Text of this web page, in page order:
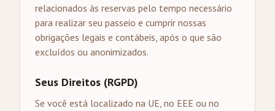
relacionados às reservas pelo tempo necessário
para realizar seu passeio e cumprir nossas
obrigações legais e contábeis, após o que são
excluídos ou anonimizados.
Seus Direitos (RGPD)
Se você está localizado na UE, no EEE ou no